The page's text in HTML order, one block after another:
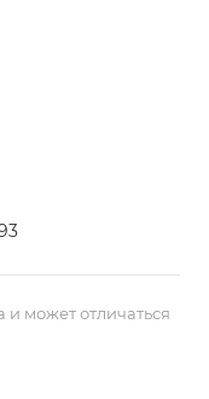
и может отличаться